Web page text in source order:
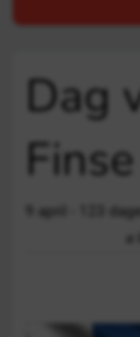
Dag
9 april - 123